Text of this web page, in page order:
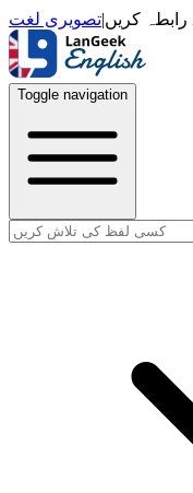
کریں|تصویری لغت
Toggle navigation